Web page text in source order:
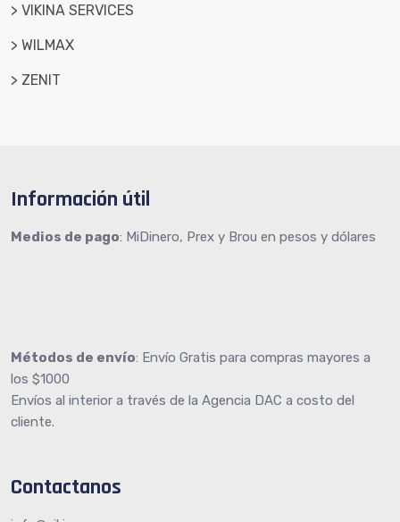
> VIKINA SERVICES
> WILMAX
> ZENIT
Información útil
Medios de pago: MiDinero, Prex y Brou en pesos y dólares
Métodos de envío: Envío Gratis para compras mayores a
los $1000
Envíos al interior a través de la Agencia DAC a costo del
cliente.
Contactanos